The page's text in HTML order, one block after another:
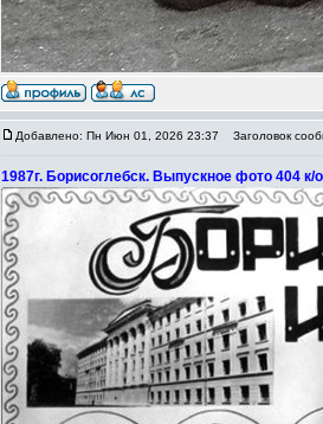
Добавлено: Пн Июн 01, 2026 23:37 Заголовок
1987г. Борисоглебск. Выпускное фото 404 к/